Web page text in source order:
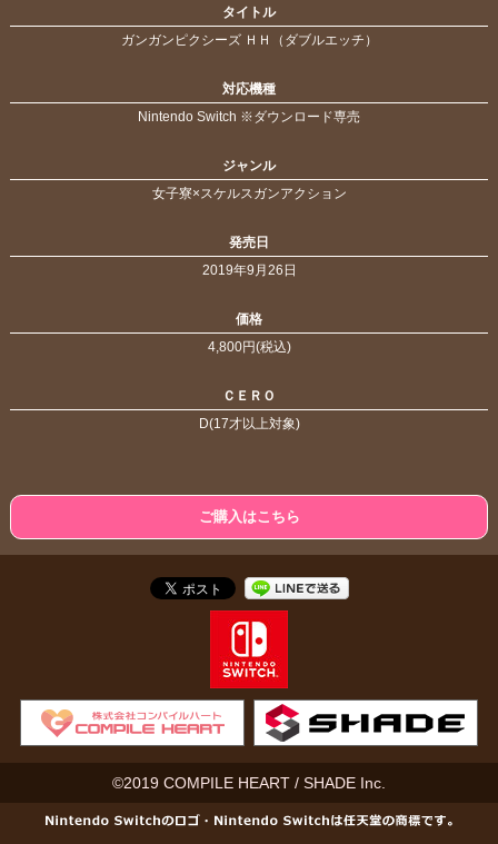
タイトル
ガンガンピクシーズ ＨＨ（ダブルエッチ）
対応機種
Nintendo Switch ※ダウンロード専売
ジャンル
女子寮×スケルスガンアクション
発売日
2019年9月26日
価格
4,800円(税込)
ＣＥＲＯ
D(17才以上対象)
ご購入はこちら
©2019 COMPILE HEART / SHADE Inc.